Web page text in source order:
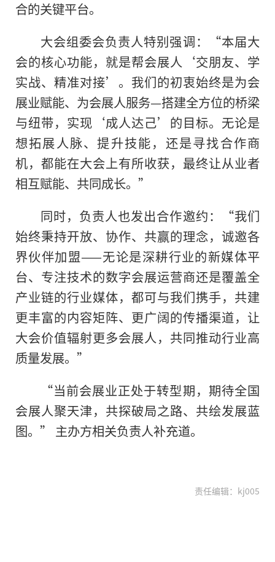
合的关键平台。
大会组委会负责人特别强调：“本届大
会的核心功能，就是帮会展人‘交朋友、学
实战、精准对接’。我们的初衷始终是为会
展业赋能、为会展人服务—搭建全方位的桥梁
与纽带，实现‘成人达己’的目标。无论是
想拓展人脉、提升技能，还是寻找合作商
机，都能在大会上有所收获，最终让从业者
相互赋能、共同成长。”
同时，负责人也发出合作邀约：“我们
始终秉持开放、协作、共赢的理念，诚邀各
界伙伴加盟——无论是深耕行业的新媒体平
台、专注技术的数字会展运营商还是覆盖全
产业链的行业媒体，都可与我们携手，共建
更丰富的内容矩阵、更广阔的传播渠道，让
大会价值辐射更多会展人，共同推动行业高
质量发展。”
“当前会展业正处于转型期，期待全国
会展人聚天津，共探破局之路、共绘发展蓝
图。” 主办方相关负责人补充道。
责任编辑：kj005